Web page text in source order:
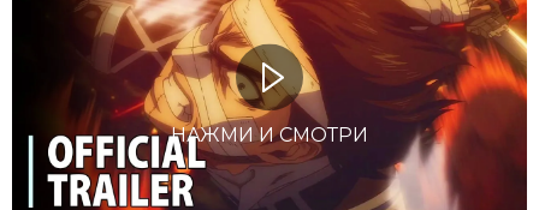
НАЖМИ И СМОТРИ